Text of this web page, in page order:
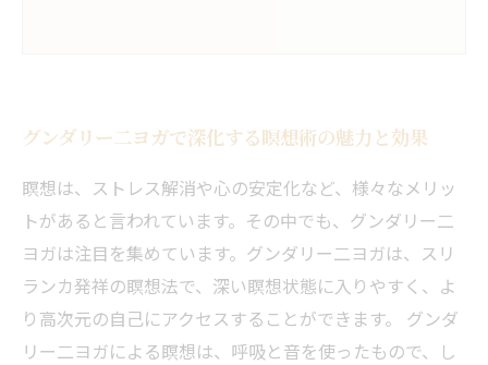
グンダリー二ヨガで深化する瞑想術の魅力と効果
瞑想は、ストレス解消や心の安定化など、様々なメリッ
トがあると言われています。その中でも、グンダリー二
ヨガは注目を集めています。グンダリー二ヨガは、スリ
ランカ発祥の瞑想法で、深い瞑想状態に入りやすく、よ
り高次元の自己にアクセスすることができます。 グンダ
リー二ヨガによる瞑想は、呼吸と音を使ったもので、し